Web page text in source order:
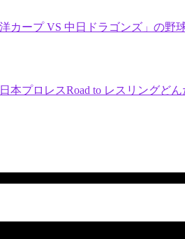
カープ VS 中日ドラゴンズ」の野
本プロレスRoad to レスリングどん